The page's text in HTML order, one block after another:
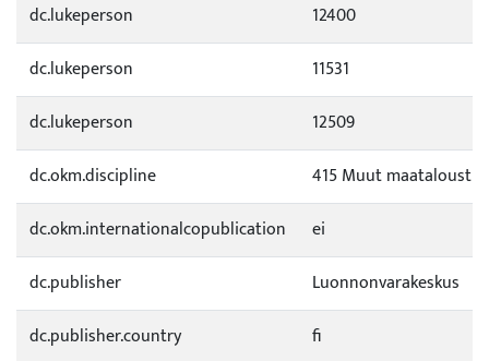
dc.lukeperson
12400
dc.lukeperson
11531
dc.lukeperson
12509
dc.okm.discipline
415 Muut
dc.okm.internationalcopublication
ei
dc.publisher
Luonnonvarakeskus
dc.publisher.country
fi